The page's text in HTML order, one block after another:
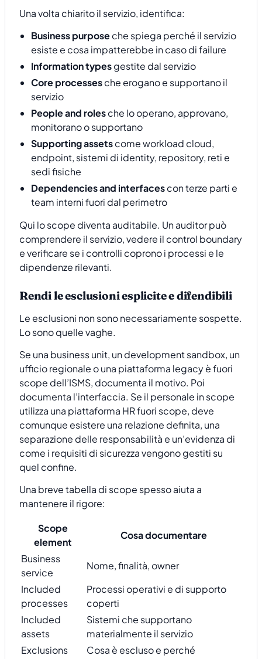
Una volta chiarito il servizio, identifica:
Business purposeche spiega perché il servizio
esiste e cosa impatterebbe in caso di failure
Information typesgestite dal servizio
Core processesche erogano e supportano il
servizio
People and rolesche lo operano, approvano,
monitorano o supportano
Supporting assetscome workload cloud,
endpoint, sistemi di identity, repository, reti e
sedi fisiche
Dependencies and interfacescon terze parti e
team interni fuori dal perimetro
Qui lo scope diventa auditabile. Un auditor può
comprendere il servizio, vedere il control boundary
e verificare se i controlli coprono i processi e le
dipendenze rilevanti.
Rendi le esclusioni esplicite e difendibili
Le esclusioni non sono necessariamente sospette.
Lo sono quelle vaghe.
Se una business unit, un development sandbox, un
ufficio regionale o una piattaforma legacy è fuori
scope dell’ISMS, documenta il motivo. Poi
documenta l’interfaccia. Se il personale in scope
utilizza una piattaforma HR fuori scope, deve
comunque esistere una relazione definita, una
separazione delle responsabilità e un’evidenza di
come i requisiti di sicurezza vengono gestiti su
quel confine.
Una breve tabella di scope spesso aiuta a
mantenere il rigore:
Scope
element
Cosa documentare
Business
service
Nome, finalità, owner
Included
processes
Processi operativi e di supporto
coperti
Included
assets
Sistemi che supportano
materialmente il servizio
Exclusions
Cosa è escluso e perché